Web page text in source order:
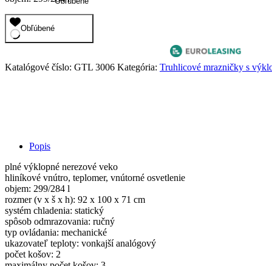
Obľúbené
Katalógové číslo: GTL 3006 Kategória: Truhlicové mrazničky s
Popis
plné výklopné nerezové veko
hliníkové vnútro, teplomer, vnútorné osvetlenie
objem: 299/284 l
rozmer (v x š x h): 92 x 100 x 71 cm
systém chladenia: statický
spôsob odmrazovania: ručný
typ ovládania: mechanické
ukazovateľ teploty: vonkajší analógový
počet košov: 2